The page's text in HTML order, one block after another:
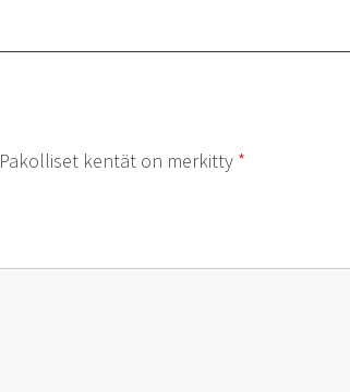
Pakolliset kentät on merkitty *